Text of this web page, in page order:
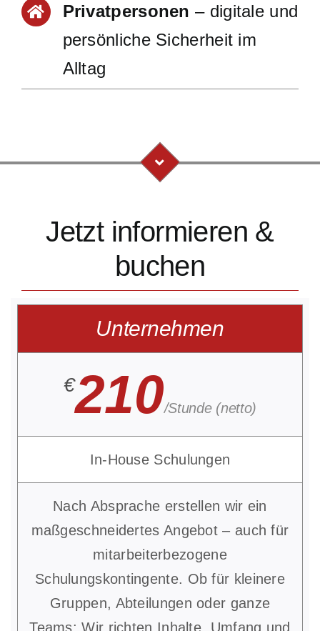
Privatpersonen – digitale und
persönliche Sicherheit im
Alltag
Jetzt informieren &
buchen
Unternehmen
€210/Stunde (netto)
In-House Schulungen
Nach Absprache erstellen wir ein
maßgeschneidertes Angebot – auch für
mitarbeiterbezogene
Schulungskontingente. Ob für kleinere
Gruppen, Abteilungen oder ganze
Teams: Wir richten Inhalte, Umfang und